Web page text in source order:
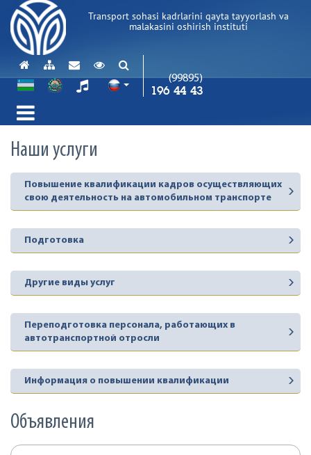
Transport sohasi kadrlarini qayta tayyorlash va
malakasini oshirish instituti
(99895)
196 44 43
Наши услуги
Повышение квалификации кадров осуществляющих
свою деятельность на автомобильном транспорте
Подготовка
Другие виды услуг
Переподготовка персонала, работающих в
автотранспортной отросли
Информация о повышении квалификации
Объявления